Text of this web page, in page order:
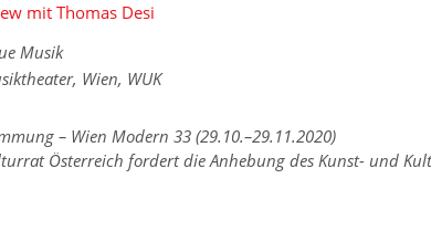
mit Thomas Desi
Musik
, Wien, WUK
– Wien Modern 33 (29.10.–29.11.2020)
Österreich fordert die Anhebung des Kunst- und